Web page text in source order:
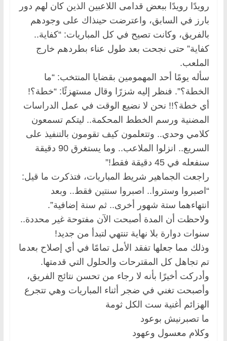
رويدًا رويدًا ببعض قدامى اللاعبين الذين كان لهم دور
بارز في السابق، واعترضت حينذاك على وجودهم
بالفريق، وكانت تصيح في كل المباريات: “كفاية..
كفاية” حتى نجحت بعد طول عناء بطردهم خارج
الملعب.
سأله يومًا أحد المهمومين بقضايا المنتخب: “ما
الخطة؟”. فنظر إليه شزرًا وقال مستهزئًا: “خطة؟!
أي خطة؟!! نحن لا نضيع الوقت في عمل الدراسات
المضنية ورسم الخطط المحكمة.. ليتكم تسمعون
كلامي وحدي.. وتتعلمون كيف تقومون بالتنفيذ على
السريع.. انزلوا الملاعب.. وما يستغرق 90 دقيقة
سنفعله في 45 دقيقة فقط!”
راجعت الجماهير شريط المباريات، فتذكرت ما قيل:
“اصبروا وستروا.. اصبروا سنتين فقط.. وبعد
انتهاءهما ستة شهور أخرى.. ثم سنة إضافية”.
ولاحظت أن المدة أصبحت الآن مفتوحة غير محددة..
سنوات دوارة بلا نهاية تنتهي لتبدأ من جديد!
وذلك مما جعلها تفقد الأمل تمامًا في أي إصلاح بعدما
تم تجاهل كل المقترحات والحلول التي قدمتها.
وأدركت أخيرًا بأنه لا رجاء من تحسن نتائج الفريق،
وأصبحت تغني في ضجر أثناء المباريات وهي تتجرع
الهزائم أغنية ست الكل ثومة
ما تصبرنيش بوعود
وكلام معسول وعهود